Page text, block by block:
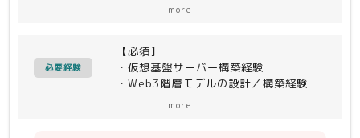
（上位会社によるチーム体制参画中の体
制強化枠）
＜環境・利用製品＞
more
必要経験
【必須】
・仮想基盤サーバー構築経験
・Web3階層モデルの設計／構築経験
more